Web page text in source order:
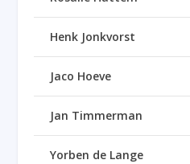
Henk Jonkvorst
Jaco Hoeve
Jan Timmerman
Yorben de Lange